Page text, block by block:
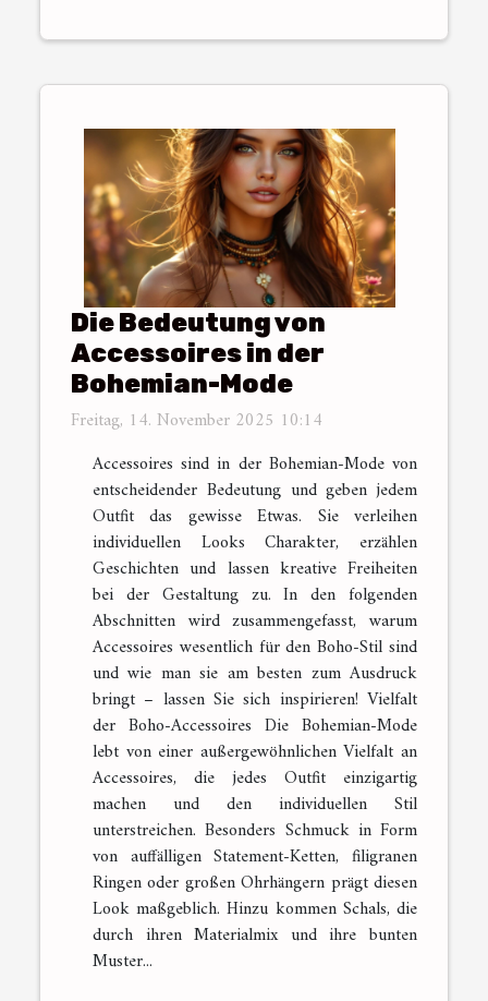
Die Bedeutung von
Accessoires in der
Bohemian-Mode
Freitag, 14. November 2025 10:14
Accessoires sind in der Bohemian-Mode von
entscheidender Bedeutung und geben jedem
Outfit das gewisse Etwas. Sie verleihen
individuellen Looks Charakter, erzählen
Geschichten und lassen kreative Freiheiten
bei der Gestaltung zu. In den folgenden
Abschnitten wird zusammengefasst, warum
Accessoires wesentlich für den Boho-Stil sind
und wie man sie am besten zum Ausdruck
bringt – lassen Sie sich inspirieren! Vielfalt
der Boho-Accessoires Die Bohemian-Mode
lebt von einer außergewöhnlichen Vielfalt an
Accessoires, die jedes Outfit einzigartig
machen und den individuellen Stil
unterstreichen. Besonders Schmuck in Form
von auffälligen Statement-Ketten, filigranen
Ringen oder großen Ohrhängern prägt diesen
Look maßgeblich. Hinzu kommen Schals, die
durch ihren Materialmix und ihre bunten
Muster...